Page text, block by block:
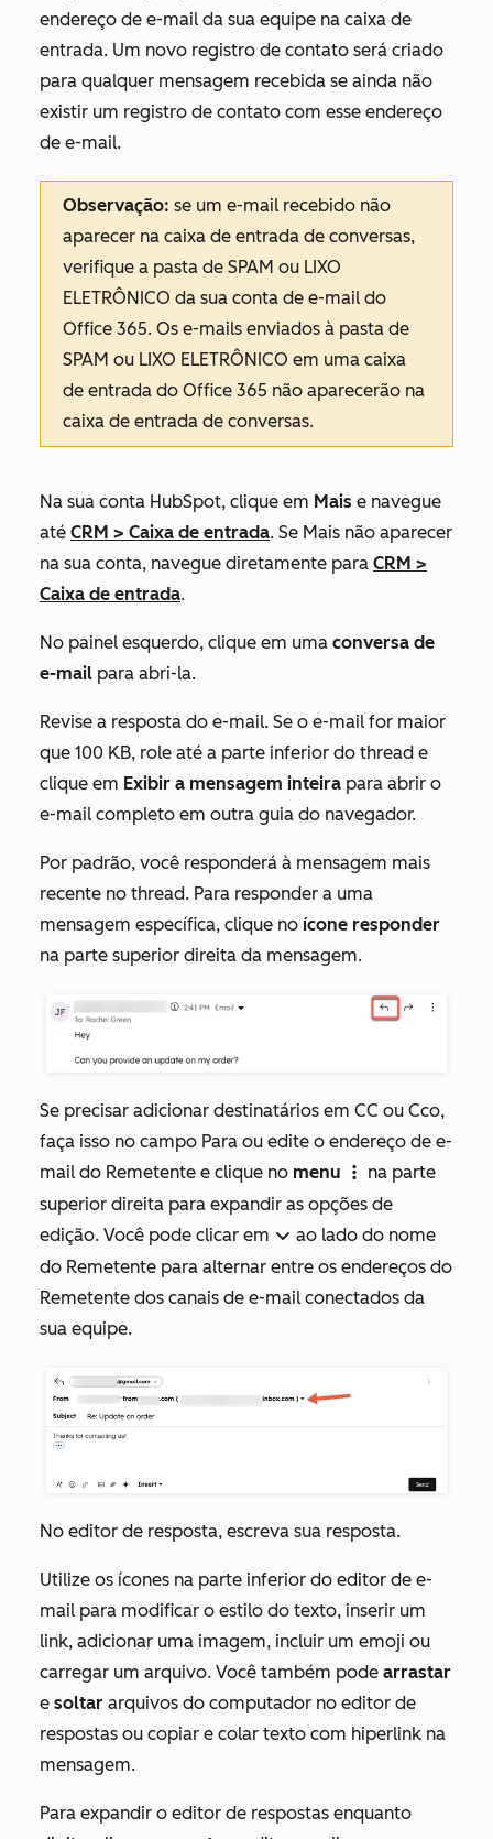
endereço de e-mail da sua equipe na caixa de
entrada. Um novo registro de contato será criado
para qualquer mensagem recebida se ainda não
existir um registro de contato com esse endereço
de e-mail.
Observação: se um e-mail recebido não
aparecer na caixa de entrada de conversas,
verifique a pasta de SPAM ou LIXO
ELETRÔNICO da sua conta de e-mail do
Office 365. Os e-mails enviados à pasta de
SPAM ou LIXO ELETRÔNICO em uma caixa
de entrada do Office 365 não aparecerão na
caixa de entrada de conversas.
Na sua conta HubSpot, clique em Mais e navegue
até CRM > Caixa de entrada. Se Mais não aparecer
na sua conta, navegue diretamente para CRM >
Caixa de entrada.
No painel esquerdo, clique em uma conversa de
e-mail para abri-la.
Revise a resposta do e-mail. Se o e-mail for maior
que 100 KB, role até a parte inferior do thread e
clique em Exibir a mensagem inteira para abrir o
e-mail completo em outra guia do navegador.
Por padrão, você responderá à mensagem mais
recente no thread. Para responder a uma
mensagem específica, clique no ícone responder
na parte superior direita da mensagem.
Se precisar adicionar destinatários em CC ou Cco,
faça isso no campo Para ou edite o endereço de e-
mail do Remetente e clique no menu verticalMenu
na parte
superior direita para expandir as opções de
edição. Você pode clicar em down ao lado do nome
do Remetente para alternar entre os endereços do
Remetente dos canais de e-mail conectados da
sua equipe.
No editor de resposta, escreva sua resposta.
Utilize os ícones na parte inferior do editor de e-
mail para modificar o estilo do texto, inserir um
link, adicionar uma imagem, incluir um emoji ou
carregar um arquivo. Você também pode arrastar
e soltar arquivos do computador no editor de
respostas ou copiar e colar texto com hiperlink na
mensagem.
Para expandir o editor de respostas enquanto